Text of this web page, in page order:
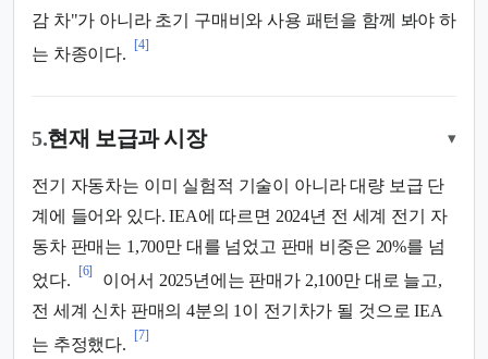
감 차"가 아니라 초기 구매비와 사용 패턴을 함께 봐야 하
는 차종이다.
[4]
5.현재 보급과 시장 ▾
전기 자동차는 이미 실험적 기술이 아니라 대량 보급 단
계에 들어와 있다. IEA에 따르면 2024년 전 세계 전기 자
동차 판매는 1,700만 대를 넘었고 판매 비중은 20%를 넘
었다.
[6]
이어서 2025년에는 판매가 2,100만 대로 늘고,
전 세계 신차 판매의 4분의 1이 전기차가 될 것으로 IEA
는 추정했다.
[7]